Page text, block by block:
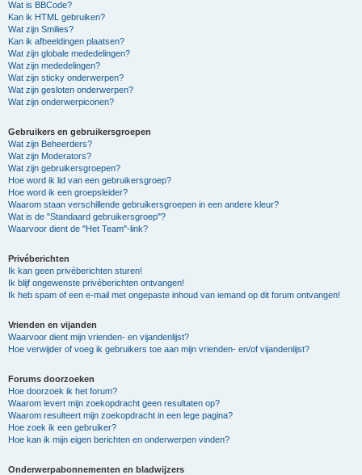
Wat is BBCode?
Kan ik HTML gebruiken?
Wat zijn Smilies?
Kan ik afbeeldingen plaatsen?
Wat zijn globale mededelingen?
Wat zijn mededelingen?
Wat zijn sticky onderwerpen?
Wat zijn gesloten onderwerpen?
Wat zijn onderwerpiconen?
Gebruikers en gebruikersgroepen
Wat zijn Beheerders?
Wat zijn Moderators?
Wat zijn gebruikersgroepen?
Hoe word ik lid van een gebruikersgroep?
Hoe word ik een groepsleider?
Waarom staan verschillende gebruikersgroepen in een andere kleur?
Wat is de "Standaard gebruikersgroep"?
Waarvoor dient de "Het Team"-link?
Privéberichten
Ik kan geen privéberichten sturen!
Ik blijf ongewenste privéberichten ontvangen!
Ik heb spam of een e-mail met ongepaste inhoud van iemand op dit forum ontvangen!
Vrienden en vijanden
Waarvoor dient mijn vrienden- en vijandenlijst?
Hoe verwijder of voeg ik gebruikers toe aan mijn vrienden- en/of vijandenlijst?
Forums doorzoeken
Hoe doorzoek ik het forum?
Waarom levert mijn zoekopdracht geen resultaten op?
Waarom resulteert mijn zoekopdracht in een lege pagina?
Hoe zoek ik een gebruiker?
Hoe kan ik mijn eigen berichten en onderwerpen vinden?
Onderwerpabonnementen en bladwijzers